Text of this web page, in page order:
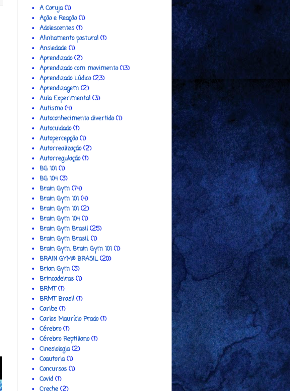
A Coruja (1)
Ação e Reação (1)
Adolescentes (1)
Alinhamento postural (1)
Ansiedade (1)
Aprendizado (2)
Aprendizado com movimento (13)
Aprendizado Lúdico (23)
Aprendizagem (2)
Aula Experimental (3)
Autismo (4)
Autoconhecimento divertido (1)
Autocuidado (1)
Autopercepção (1)
Autorrealização (2)
Autorregulação (1)
BG 101 (1)
BG 104 (3)
Brain Gym (74)
Brain Gym 101 (4)
Brain Gym 101 (2)
Brain Gym 104 (1)
Brain Gym Brasil (25)
Brain Gym Brasil. (1)
Brain Gym. Brain Gym 101 (1)
BRAIN GYM® BRASIL (20)
Brian Gym (3)
Brincadeiras (1)
BRMT (1)
BRMT Brasil (1)
Caribe (1)
Carlos Maurício Prado (1)
Cérebro (1)
Cérebro Reptiliano (1)
Cinesiologia (2)
Coautoria (1)
Concursos (1)
Covid (1)